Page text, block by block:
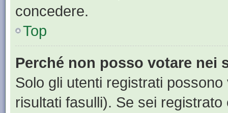
concedere.
Top
Perché non posso votare nei
Solo gli utenti registrati
risultati fasulli). Se sei